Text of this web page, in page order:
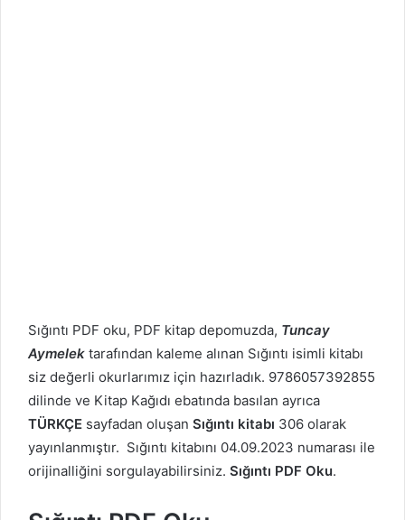
Sığıntı PDF oku, PDF kitap depomuzda, Tuncay
Aymelek tarafından kaleme alınan Sığıntı isimli kitabı
siz değerli okurlarımız için hazırladık. 9786057392855
dilinde ve Kitap Kağıdı ebatında basılan ayrıca
TÜRKÇE sayfadan oluşan Sığıntı kitabı 306 olarak
yayınlanmıştır. Sığıntı kitabını 04.09.2023 numarası ile
orijinalliğini sorgulayabilirsiniz. Sığıntı PDF Oku.